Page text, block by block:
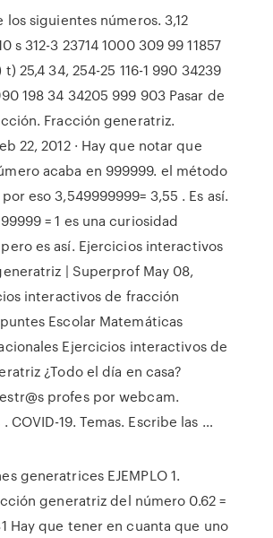
siguientes números. 3,12
s 312-3 23714 1000 309 99 11857
25,4 34, 254-25 116-1 990 34239
198 34 34205 999 903 Pasar de
Fracción generatriz.
22, 2012 · Hay que notar que
acaba en 999999. el método
eso 3,549999999= 3,55 . Es así.
= 1 es una curiosidad
es así. Ejercicios interactivos
| Superprof May 08,
interactivos de fracción
Escolar Matemáticas
Ejercicios interactivos de
¿Todo el día en casa?
profes por webcam.
COVID-19. Temas. Escribe las …
generatrices EJEMPLO 1.
generatriz del número 0.62 =
Hay que tener en cuanta que uno